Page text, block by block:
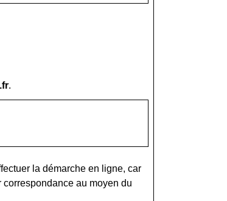
.
la démarche en ligne, car
correspondance au moyen du